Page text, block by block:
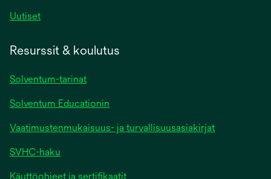
Uutiset
Resurssit & koulutus
Solventum-tarinat
Solventum Educationin
Vaatimustenmukaisuus- ja turvallisuusasiakirjat
SVHC-haku
Käyttöohjeet ja sertifikaatit